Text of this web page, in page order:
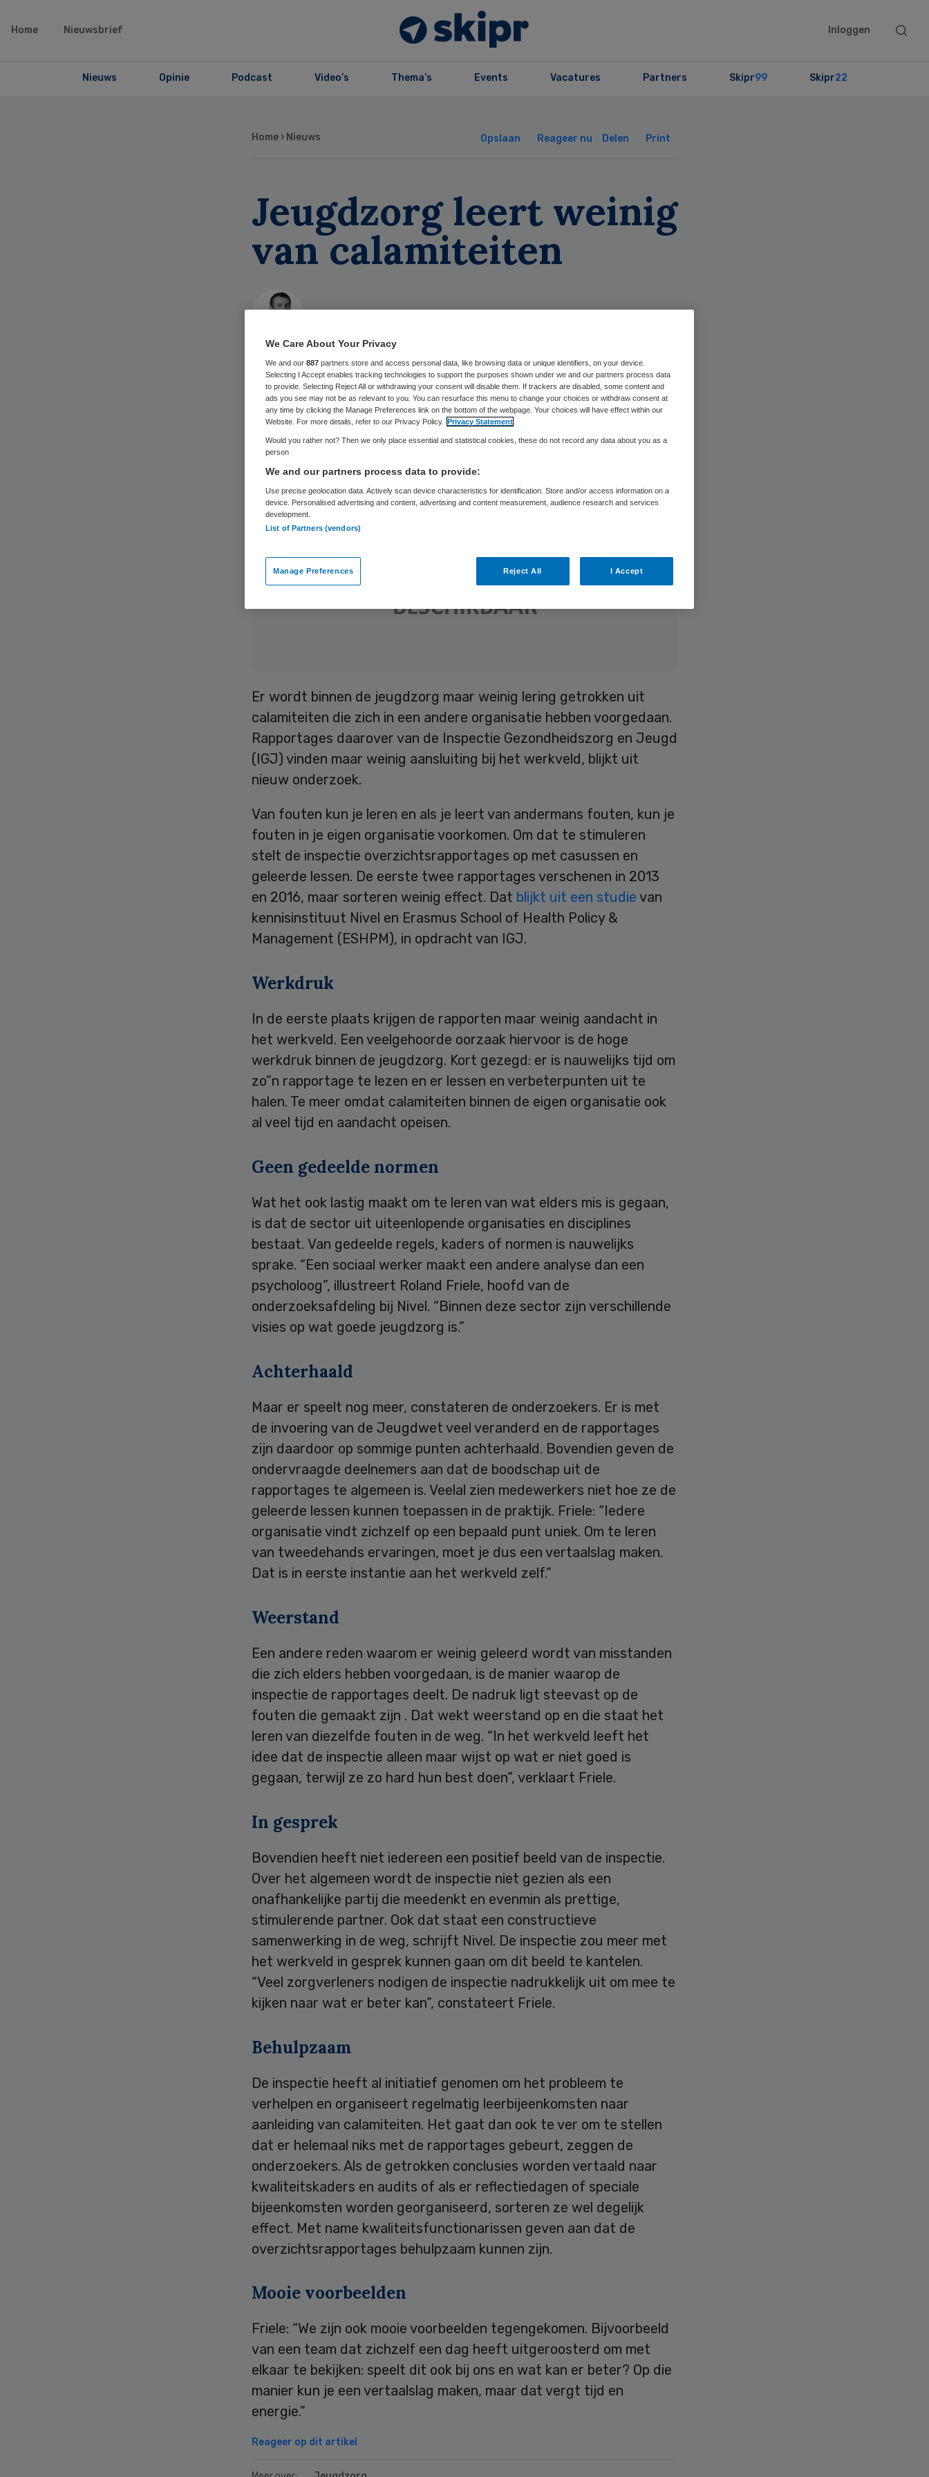
Home Nieuwsbrief Inloggen
Search
Nieuws Opinie Podcast Video’s Thema’s Events Vacatures Partners Skipr99 Skipr22
Home › Nieuws Opslaan Reageer nu Delen Print
Jeugdzorg leert weinig
van calamiteiten
Er wordt binnen de jeugdzorg maar weinig lering getrokken uit
calamiteiten die zich in een andere organisatie hebben voorgedaan.
Rapportages daarover van de Inspectie Gezondheidszorg en Jeugd
(IGJ) vinden maar weinig aansluiting bij het werkveld, blijkt uit
nieuw onderzoek.
Van fouten kun je leren en als je leert van andermans fouten, kun je
fouten in je eigen organisatie voorkomen. Om dat te stimuleren
stelt de inspectie overzichtsrapportages op met casussen en
geleerde lessen. De eerste twee rapportages verschenen in 2013
en 2016, maar sorteren weinig effect. Dat blijkt uit een studie van
kennisinstituut Nivel en Erasmus School of Health Policy &
Management (ESHPM), in opdracht van IGJ.
Werkdruk
In de eerste plaats krijgen de rapporten maar weinig aandacht in
het werkveld. Een veelgehoorde oorzaak hiervoor is de hoge
werkdruk binnen de jeugdzorg. Kort gezegd: er is nauwelijks tijd om
zo”n rapportage te lezen en er lessen en verbeterpunten uit te
halen. Te meer omdat calamiteiten binnen de eigen organisatie ook
al veel tijd en aandacht opeisen.
Geen gedeelde normen
Wat het ook lastig maakt om te leren van wat elders mis is gegaan,
is dat de sector uit uiteenlopende organisaties en disciplines
bestaat. Van gedeelde regels, kaders of normen is nauwelijks
sprake. “Een sociaal werker maakt een andere analyse dan een
psycholoog”, illustreert Roland Friele, hoofd van de
onderzoeksafdeling bij Nivel. “Binnen deze sector zijn verschillende
visies op wat goede jeugdzorg is.”
Achterhaald
Maar er speelt nog meer, constateren de onderzoekers. Er is met
de invoering van de Jeugdwet veel veranderd en de rapportages
zijn daardoor op sommige punten achterhaald. Bovendien geven de
ondervraagde deelnemers aan dat de boodschap uit de
rapportages te algemeen is. Veelal zien medewerkers niet hoe ze de
geleerde lessen kunnen toepassen in de praktijk. Friele: “Iedere
organisatie vindt zichzelf op een bepaald punt uniek. Om te leren
van tweedehands ervaringen, moet je dus een vertaalslag maken.
Dat is in eerste instantie aan het werkveld zelf.”
Weerstand
Een andere reden waarom er weinig geleerd wordt van misstanden
die zich elders hebben voorgedaan, is de manier waarop de
inspectie de rapportages deelt. De nadruk ligt steevast op de
fouten die gemaakt zijn . Dat wekt weerstand op en die staat het
leren van diezelfde fouten in de weg. “In het werkveld leeft het
idee dat de inspectie alleen maar wijst op wat er niet goed is
gegaan, terwijl ze zo hard hun best doen”, verklaart Friele.
In gesprek
Bovendien heeft niet iedereen een positief beeld van de inspectie.
Over het algemeen wordt de inspectie niet gezien als een
onafhankelijke partij die meedenkt en evenmin als prettige,
stimulerende partner. Ook dat staat een constructieve
samenwerking in de weg, schrijft Nivel. De inspectie zou meer met
het werkveld in gesprek kunnen gaan om dit beeld te kantelen.
“Veel zorgverleners nodigen de inspectie nadrukkelijk uit om mee te
kijken naar wat er beter kan”, constateert Friele.
Behulpzaam
De inspectie heeft al initiatief genomen om het probleem te
verhelpen en organiseert regelmatig leerbijeenkomsten naar
aanleiding van calamiteiten. Het gaat dan ook te ver om te stellen
dat er helemaal niks met de rapportages gebeurt, zeggen de
onderzoekers. Als de getrokken conclusies worden vertaald naar
kwaliteitskaders en audits of als er reflectiedagen of speciale
bijeenkomsten worden georganiseerd, sorteren ze wel degelijk
effect. Met name kwaliteitsfunctionarissen geven aan dat de
overzichtsrapportages behulpzaam kunnen zijn.
Mooie voorbeelden
Friele: “We zijn ook mooie voorbeelden tegengekomen. Bijvoorbeeld
van een team dat zichzelf een dag heeft uitgeroosterd om met
elkaar te bekijken: speelt dit ook bij ons en wat kan er beter? Op die
manier kun je een vertaalslag maken, maar dat vergt tijd en
energie.”
Reageer op dit artikel
We Care About Your Privacy
We and our 887 partners store and access personal data, like browsing data or unique identifiers, on your device.
Selecting I Accept enables tracking technologies to support the purposes shown under we and our partners process data
to provide. Selecting Reject All or withdrawing your consent will disable them. If trackers are disabled, some content and
ads you see may not be as relevant to you. You can resurface this menu to change your choices or withdraw consent at
any time by clicking the Manage Preferences link on the bottom of the webpage. Your choices will have effect within our
Website. For more details, refer to our Privacy Policy. Privacy Statement
Would you rather not? Then we only place essential and statistical cookies, these do not record any data about you as a
person
We and our partners process data to provide:
Use precise geolocation data. Actively scan device characteristics for identification. Store and/or access information on a
device. Personalised advertising and content, advertising and content measurement, audience research and services
development.
List of Partners (vendors)
Manage Preferences Reject All I Accept